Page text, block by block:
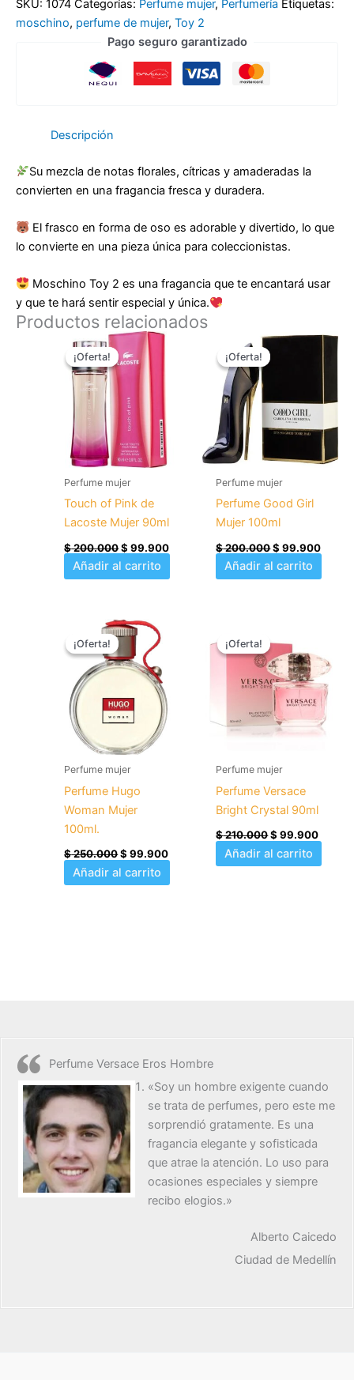
SKU: 1074 Categorías: Perfume mujer, Perfumería Etiquetas:
moschino, perfume de mujer, Toy 2
Pago seguro garantizado
Descripción
Su mezcla de notas florales, cítricas y amaderadas la
convierten en una fragancia fresca y duradera.
El frasco en forma de oso es adorable y divertido, lo que
lo convierte en una pieza única para coleccionistas.
Moschino Toy 2 es una fragancia que te encantará usar
y que te hará sentir especial y única.
Productos relacionados
¡Oferta!
¡Oferta!
Perfume mujer
Touch of Pink de
Lacoste Mujer 90ml
$200.000
El
precio
original
$ 99.900
Añadir al carrito
¡Oferta!
¡Oferta!
Perfume mujer
Perfume Good Girl
Mujer 100ml
$200.000
El
$ 99.900
El
precio
es:
Añadir al carrito
¡Oferta!
¡Oferta!
Perfume mujer
Perfume Hugo
Woman Mujer
100ml.
$250.000
El
precio
original
era:
$ 250.000.
$ 99.900
Añadir al carrito
¡Oferta!
¡Oferta!
Perfume mujer
Perfume Versace
Bright Crystal 90ml
$210.000
original
era:
$ 210.000.
$ 99.900
es:
$
Añadir al carrito
Perfume Versace Eros Hombre
«Soy un hombre exigente cuando
se trata de perfumes, pero este me
sorprendió gratamente. Es una
fragancia elegante y sofisticada
que atrae la atención. Lo uso para
ocasiones especiales y siempre
recibo elogios.»
Alberto Caicedo
Ciudad de Medellín